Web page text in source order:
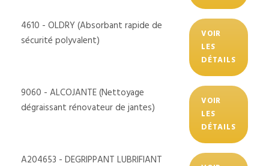
4610 - OLDRY (Absorbant rapide de
sécurité polyvalent)
VOIR
LES
DÉTAILS
9060 - ALCOJANTE (Nettoyage
dégraissant rénovateur de jantes)
VOIR
LES
DÉTAILS
A204653 - DEGRIPPANT LUBRIFIANT